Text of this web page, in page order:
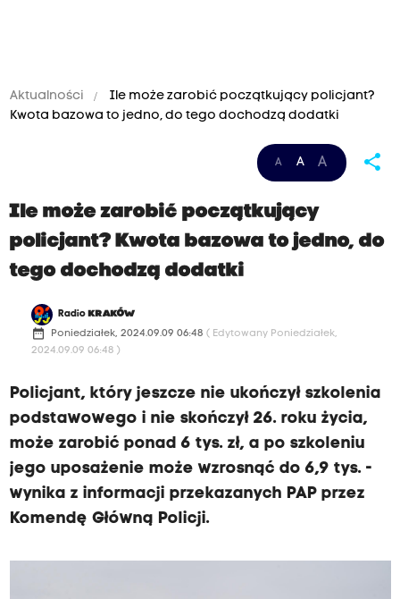
Aktualności
Ile może zarobić początkujący policjant?
Kwota bazowa to jedno, do tego dochodzą dodatki
A A A share
Ile może zarobić początkujący
policjant? Kwota bazowa to jedno, do
tego dochodzą dodatki
Radio KRAKÓW
date_range Poniedziałek, 2024.09.09 06:48 ( Edytowany Poniedziałek,
2024.09.09 06:48 )
Policjant, który jeszcze nie ukończył szkolenia
podstawowego i nie skończył 26. roku życia,
może zarobić ponad 6 tys. zł, a po szkoleniu
jego uposażenie może wzrosnąć do 6,9 tys. -
wynika z informacji przekazanych PAP przez
Komendę Główną Policji.